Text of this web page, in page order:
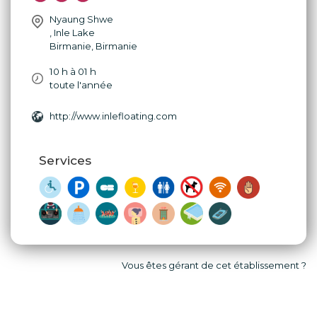
Nyaung Shwe
Inle Lake
Birmanie Birmanie
10 h à 01 h
toute l'année
http://www.inlefloating.com
Services
Vous êtes gérant de cet établissement ?